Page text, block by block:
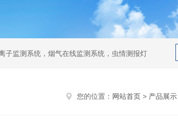
子监测系统，烟气在线监测系统，虫情测报灯
您的位置： 网站首页 > 产品展示